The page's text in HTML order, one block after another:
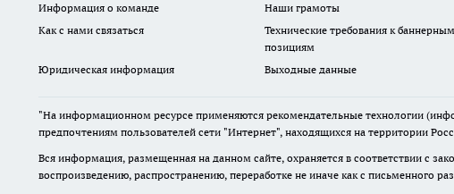
Информация о команде
Наши грамоты
Как с нами связаться
Технические требования к баннерным
позициям
Юридическая информация Выходные данные
"На информационном ресурсе применяются рекомендательные технологии
предпочтениям пользователей сети "Интернет", находящихся на территории
Вся информация, размещенная на данном сайте, охраняется в соответствии с
воспроизведению, распространению, переработке не иначе как с письменного